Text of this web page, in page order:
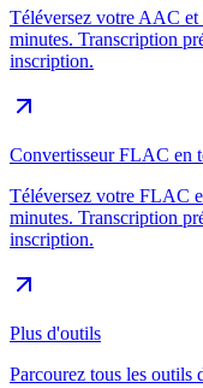
Téléversez votre AAC
minutes. Transcription
inscription.
Convertisseur FLAC en
Téléversez votre FLAC
minutes. Transcription
inscription.
Plus d'outils
Parcourez tous les outils